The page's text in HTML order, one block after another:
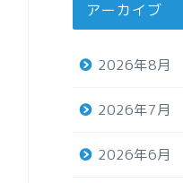
アーカイブ
2026年8月
2026年7月
2026年6月